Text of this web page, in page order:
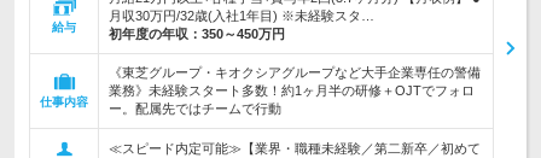
給与
月収30万円/32歳(入社1年目) ※未経験スタ…
初年度の年収： 350～450万円
仕事内容
《東芝グループ・キオクシアグループなど大手企業専任の警備
業務》未経験スタート多数！約1ヶ月半の研修＋OJTでフォロ
ー。配属先ではチームで行動
≪スピード内定可能≫【業界・職種未経験／第二新卒／初めて